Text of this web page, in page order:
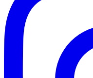
Fluminense